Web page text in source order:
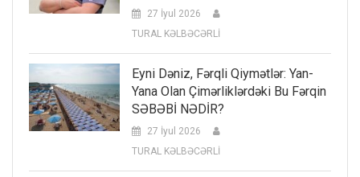
27 İyul 2026
TURAL KƏLBƏCƏRLİ
Eyni Dəniz, Fərqli Qiymətlər: Yan-
Yana Olan Çimərliklərdəki Bu Fərqin
SƏBƏBİ NƏDİR?
27 İyul 2026
TURAL KƏLBƏCƏRLİ